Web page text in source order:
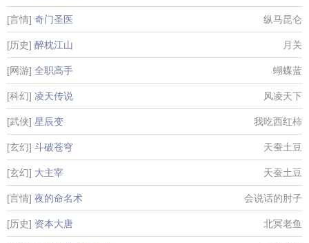
[言情] 奇门圣医 纵马昆仑
[历史] 醉枕江山 月关
[网游] 全职高手 蝴蝶蓝
[科幻] 凌天传说 风凌天下
[武侠] 星辰变 我吃西红柿
[玄幻] 斗破苍穹 天蚕土豆
[玄幻] 大主宰 天蚕土豆
[言情] 夜的命名术 会说话的肘子
[历史] 资本大唐 北冥老鱼